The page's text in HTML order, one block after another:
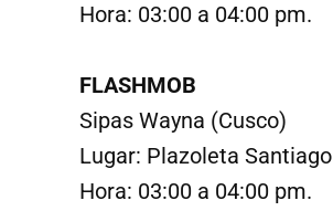
Hora: 03:00 a 04:00 pm.
FLASHMOB
Sipas Wayna (Cusco)
Lugar: Plazoleta Santiago
Hora: 03:00 a 04:00 pm.